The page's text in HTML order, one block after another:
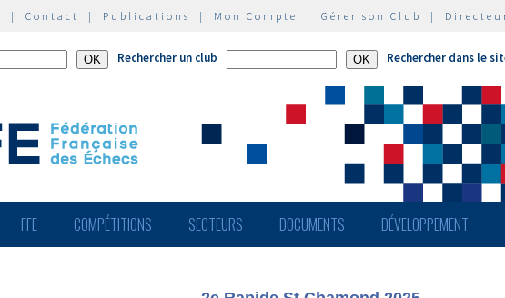
| Contact | Publications | Mon Compte | Gérer son Club |
Rechercher un club Rechercher dans le
FFE COMPÉTITIONS SECTEURS DOCUMENTS DÉVELOPPEMENT